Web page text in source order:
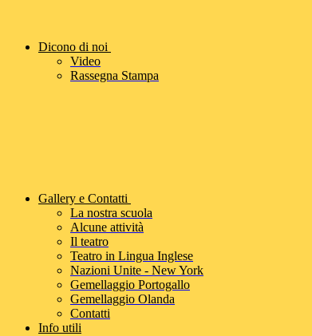
Dicono di noi
Video
Rassegna Stampa
Gallery e Contatti
La nostra scuola
Alcune attività
Il teatro
Teatro in Lingua Inglese
Nazioni Unite - New York
Gemellaggio Portogallo
Gemellaggio Olanda
Contatti
Info utili